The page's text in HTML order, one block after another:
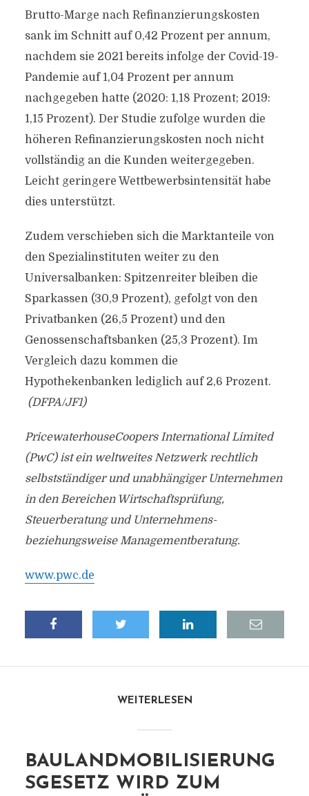
Brutto-Marge nach Refinanzierungskosten
sank im Schnitt auf 0,42 Prozent per annum,
nachdem sie 2021 bereits infolge der Covid-19-
Pandemie auf 1,04 Prozent per annum
nachgegeben hatte (2020: 1,18 Prozent; 2019:
1,15 Prozent). Der Studie zufolge wurden die
höheren Refinanzierungskosten noch nicht
vollständig an die Kunden weitergegeben.
Leicht geringere Wettbewerbsintensität habe
dies unterstützt.
Zudem verschieben sich die Marktanteile von
den Spezialinstituten weiter zu den
Universalbanken: Spitzenreiter bleiben die
Sparkassen (30,9 Prozent), gefolgt von den
Privatbanken (26,5 Prozent) und den
Genossenschaftsbanken (25,3 Prozent). Im
Vergleich dazu kommen die
Hypothekenbanken lediglich auf 2,6 Prozent.
(DFPA/JF1)
PricewaterhouseCoopers International Limited
(PwC) ist ein weltweites Netzwerk rechtlich
selbstständiger und unabhängiger Unternehmen
in den Bereichen Wirtschaftsprüfung,
Steuerberatung und Unternehmens-
beziehungsweise Managementberatung.
www.pwc.de
WEITERLESEN
BAULANDMOBILISIERUNG
SGESETZ WIRD ZUM